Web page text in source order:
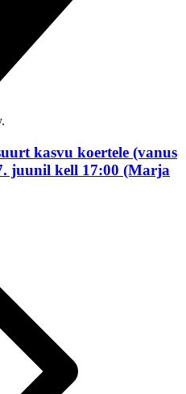
kasvu koertele (vanus
juunil kell 17:00 (Marja